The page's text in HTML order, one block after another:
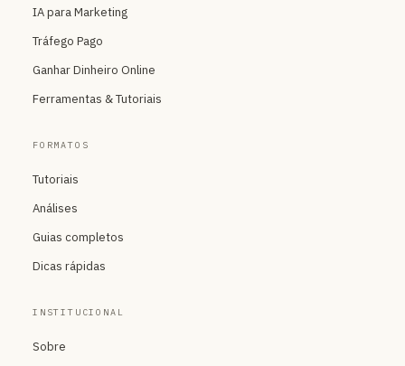
IA para Marketing
Tráfego Pago
Ganhar Dinheiro Online
Ferramentas & Tutoriais
FORMATOS
Tutoriais
Análises
Guias completos
Dicas rápidas
INSTITUCIONAL
Sobre